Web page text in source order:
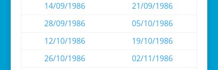
14/09/1986
21/09/1986
28/09/1986
05/10/1986
12/10/1986
19/10/1986
26/10/1986
02/11/1986